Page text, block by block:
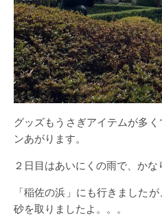
グッズもうさぎアイテムが多
ンあがります。
２日目はあいにくの雨で、かな
「稲佐の浜」にも行きました
砂を取りましたよ。。。